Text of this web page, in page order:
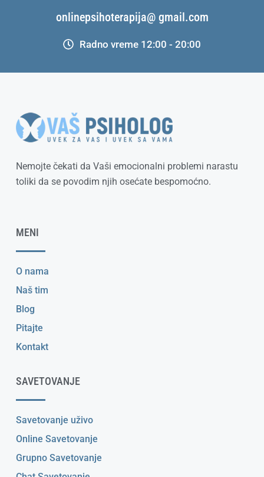
onlinepsihoterapija@ gmail.com
Radno vreme 12:00 - 20:00
Nemojte čekati da Vaši emocionalni problemi narastu
toliki da se povodim njih osećate bespomoćno.
MENI
O nama
Naš tim
Blog
Pitajte
Kontakt
SAVETOVANJE
Savetovanje uživo
Online Savetovanje
Grupno Savetovanje